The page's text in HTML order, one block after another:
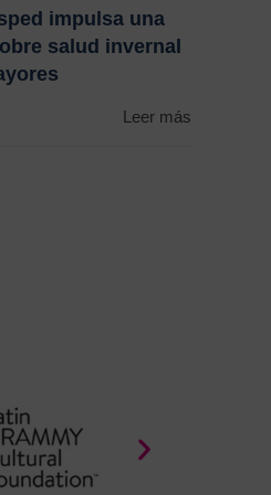
impulsa una
salud invernal
Leer más